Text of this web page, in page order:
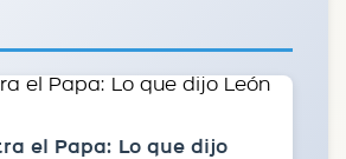
el Papa: Lo que dijo